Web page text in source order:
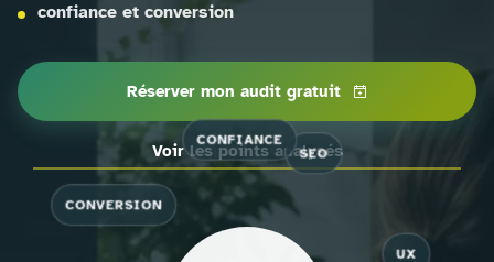
confiance et conversion
Réserver mon audit gratuit
Voir les points analysés
SEO
CONVERSION
CONFIANCE